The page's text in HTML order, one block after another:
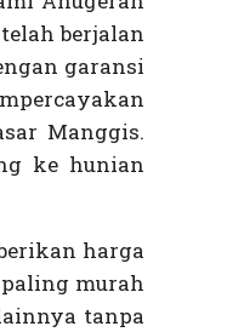
berjalan
garansi
Manggis.
ke hunian
harga
murah
tanpa